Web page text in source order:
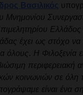
έχει ως στόχο να
όλους. Η Φιλοξενία
περιφερειακή
κοινωνιών σε όλη
είναι ένα